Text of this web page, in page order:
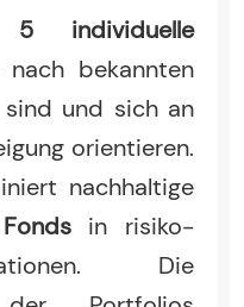
5 individuelle
bekannten
und sich an
orientieren.
nachhaltige
in risiko-
Die